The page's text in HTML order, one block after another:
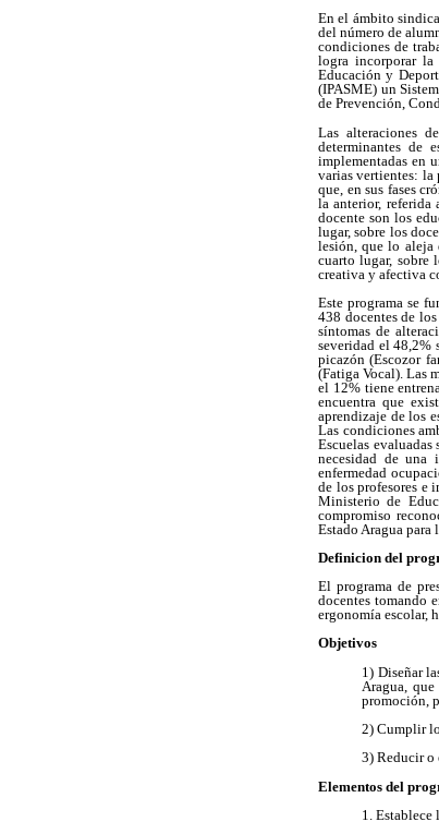
En el ámbito
del número de
condiciones de
logra incorporar la
Educación y
(IPASME) un
de Prevención,
Las alteraciones
determinantes de
implementadas en
varias vertientes: la
que, en sus fases
la anterior, referida
docente son los
lugar, sobre los
lesión, que lo aleja
cuarto lugar, sobre
creativa y afectiva
Este programa se
438 docentes de
síntomas de
severidad el 48,2%
picazón (Escozor
(Fatiga Vocal). Las
el 12% tiene
encuentra que
aprendizaje de los
Las condiciones
Escuelas
necesidad de una
enfermedad
de los profesores e
Ministerio de
compromiso
Estado Aragua para
Definicion del
El programa de
docentes tomando
ergonomía escolar,
Objetivos
1) Diseñar
Aragua,
promoción,
2) Cumplir
3) Reducir o
Elementos del
1. Establece